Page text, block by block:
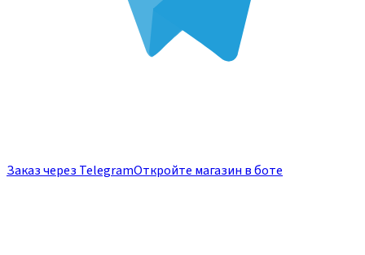
Заказ через TelegramОткройте магазин в боте